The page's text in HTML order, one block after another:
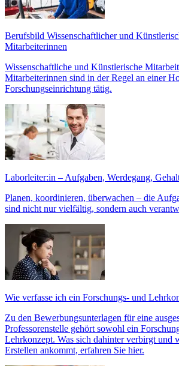
Berufsbild Wissenschaftlicher und
Mitarbeiterinnen
Wissenschaftliche und Künstlerische
Mitarbeiterinnen sind in der Regel an einer
Forschungseinrichtung tätig.
Laborleiter:in – Aufgaben, Werdegang,
Planen, koordinieren, überwachen – die
sind nicht nur vielfältig, sondern auch
Wie verfasse ich ein Forschungs- und
Zu den Bewerbungsunterlagen für eine
Professorenstelle gehört sowohl ein
Lehrkonzept. Was sich dahinter verbirgt und
Erstellen ankommt, erfahren Sie hier.